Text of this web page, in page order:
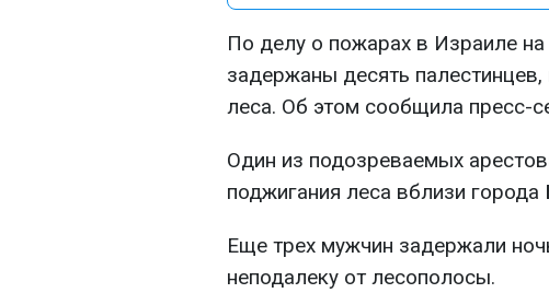
По делу о пожарах в Израиле
задержаны десять
леса. Об этом сообщила пресс-
Один из подозреваемых
поджигания леса вблизи города
Еще трех мужчин задержали
неподалеку от лесополосы.